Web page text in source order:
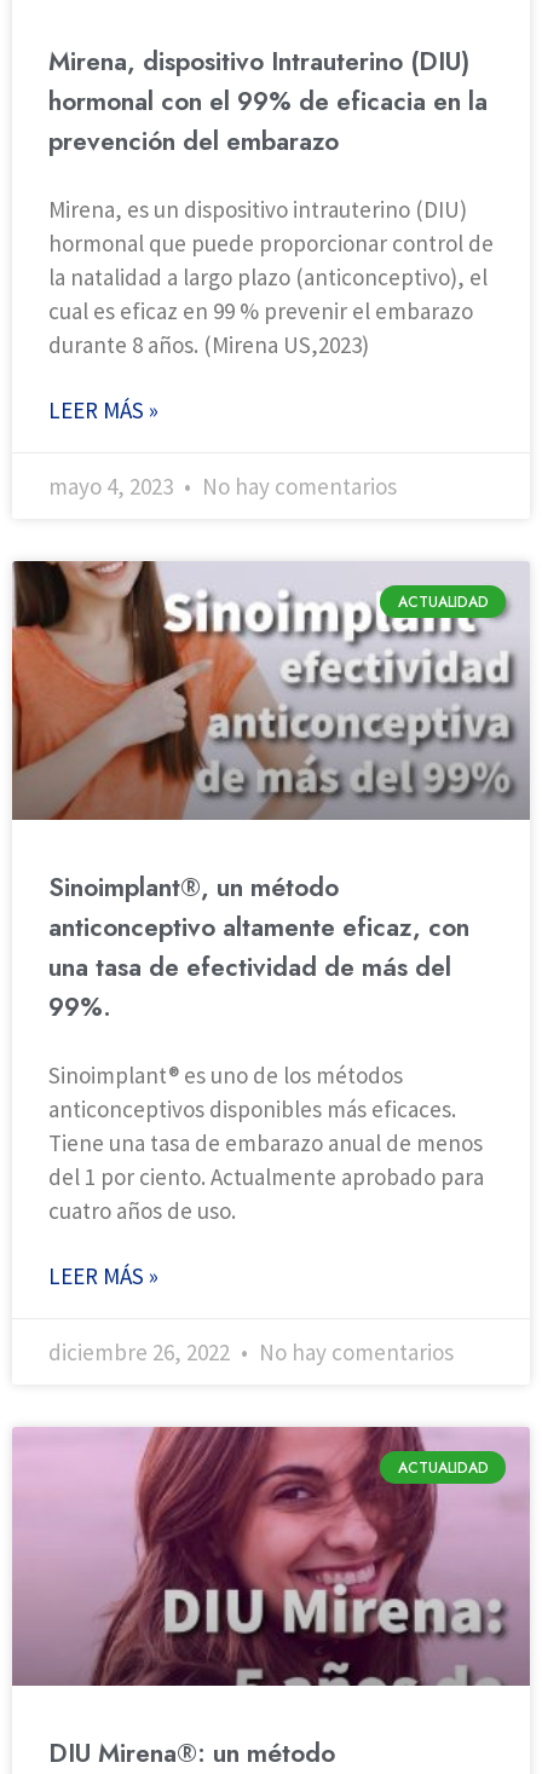
Mirena, dispositivo Intrauterino (DIU)
hormonal con el 99% de eficacia en la
prevención del embarazo
Mirena, es un dispositivo intrauterino (DIU)
hormonal que puede proporcionar control de
la natalidad a largo plazo (anticonceptivo), el
cual es eficaz en 99 % prevenir el embarazo
durante 8 años. (Mirena US,2023)
LEER MÁS »
mayo 4, 2023 No hay comentarios
ACTUALIDAD
Sinoimplant®, un método
anticonceptivo altamente eficaz, con
una tasa de efectividad de más del
99%.
Sinoimplant® es uno de los métodos
anticonceptivos disponibles más eficaces.
Tiene una tasa de embarazo anual de menos
del 1 por ciento. Actualmente aprobado para
cuatro años de uso.
LEER MÁS »
diciembre 26, 2022 No hay comentarios
ACTUALIDAD
DIU Mirena®: un método